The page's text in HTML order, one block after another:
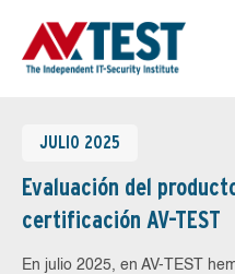
JULIO 2025
Evaluación del
certificación AV-TEST
En julio 2025, en AV-TEST